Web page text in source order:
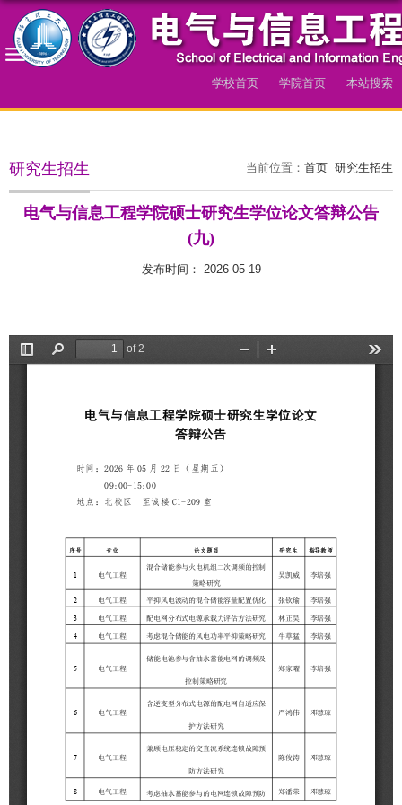
学校首页 学院首页 本站搜索
当前位置： 首页 研究生招生
研究生招生
电气与信息工程学院硕士研究生学位论文答辩公告
(九)
发布时间： 2026-05-19